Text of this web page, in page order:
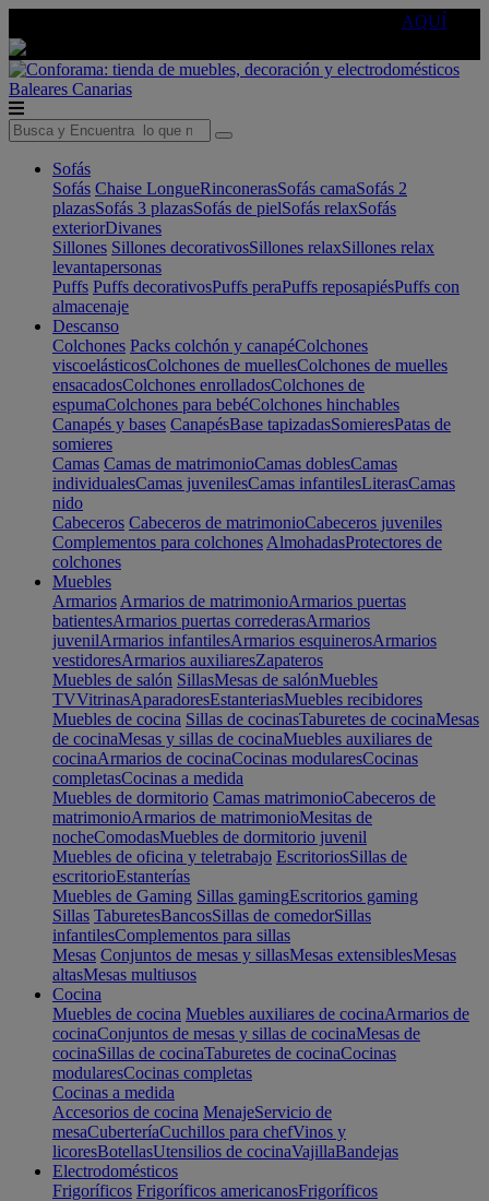
AQUÍ
Baleares Canarias
Sofás
Sofás Chaise LongueRinconerasSofás camaSofás 2
plazasSofás 3 plazasSofás de pielSofás relaxSofás
exteriorDivanes
Sillones Sillones decorativosSillones relaxSillones relax
levantapersonas
Puffs Puffs decorativosPuffs peraPuffs reposapiésPuffs con
almacenaje
Descanso
Colchones Packs colchón y canapéColchones
viscoelásticosColchones de muellesColchones de muelles
ensacadosColchones enrolladosColchones de
espumaColchones para bebéColchones hinchables
Canapés y bases CanapésBase tapizadasSomieresPatas de
somieres
Camas Camas de matrimonioCamas doblesCamas
individualesCamas juvenilesCamas infantilesLiterasCamas
nido
Cabeceros Cabeceros de matrimonioCabeceros juveniles
Complementos para colchones AlmohadasProtectores de
colchones
Muebles
Armarios Armarios de matrimonioArmarios puertas
batientesArmarios puertas correderasArmarios
juvenilArmarios infantilesArmarios esquinerosArmarios
vestidoresArmarios auxiliaresZapateros
Muebles de salón SillasMesas de salónMuebles
TVVitrinasAparadoresEstanteriasMuebles recibidores
Muebles de cocina Sillas de cocinasTaburetes de cocinaMesas
de cocinaMesas y sillas de cocinaMuebles auxiliares de
cocinaArmarios de cocinaCocinas modularesCocinas
completasCocinas a medida
Muebles de dormitorio Camas matrimonioCabeceros de
matrimonioArmarios de matrimonioMesitas de
nocheComodasMuebles de dormitorio juvenil
Muebles de oficina y teletrabajo EscritoriosSillas de
escritorioEstanterías
Muebles de Gaming Sillas gamingEscritorios gaming
Sillas TaburetesBancosSillas de comedorSillas
infantilesComplementos para sillas
Mesas Conjuntos de mesas y sillasMesas extensiblesMesas
altasMesas multiusos
Cocina
Muebles de cocina Muebles auxiliares de cocinaArmarios de
cocinaConjuntos de mesas y sillas de cocinaMesas de
cocinaSillas de cocinaTaburetes de cocinaCocinas
modularesCocinas completas
Cocinas a medida
Accesorios de cocina MenajeServicio de
mesaCuberteríaCuchillos para chefVinos y
licoresBotellasUtensilios de cocinaVajillaBandejas
Electrodomésticos
Frigoríficos Frigoríficos americanosFrigoríficos